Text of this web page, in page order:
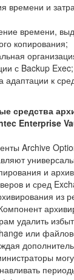
времени и
времени,
копирования;
с Backup Exec;
адаптации к
средства
Enterprise
Archive
и
и сред
из
удалить
или